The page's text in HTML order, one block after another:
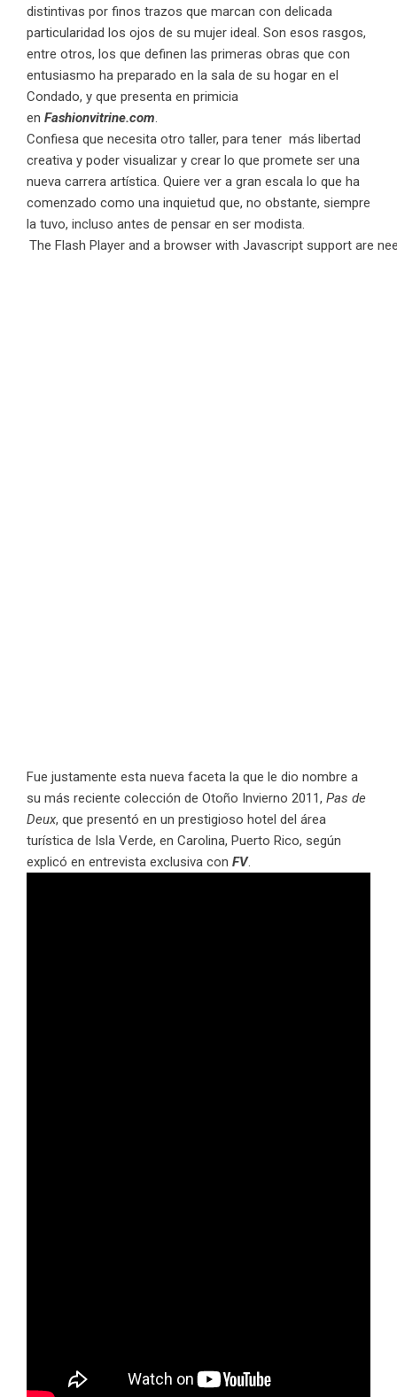
distintivas por finos trazos que marcan con delicada
particularidad los ojos de su mujer ideal. Son esos rasgos,
entre otros, los que definen las primeras obras que con
entusiasmo ha preparado en la sala de su hogar en el
Condado, y que presenta en primicia
en Fashionvitrine.com.
Confiesa que necesita otro taller, para tener más libertad
creativa y poder visualizar y crear lo que promete ser una
nueva carrera artística. Quiere ver a gran escala lo que ha
comenzado como una inquietud que, no obstante, siempre
la tuvo, incluso antes de pensar en ser modista.
The Flash Player and a browser with Javascript support are
Fue justamente esta nueva faceta la que le dio nombre a
su más reciente colección de Otoño Invierno 2011, Pas de
Deux, que presentó en un prestigioso hotel del área
turística de Isla Verde, en Carolina, Puerto Rico, según
explicó en entrevista exclusiva con FV.